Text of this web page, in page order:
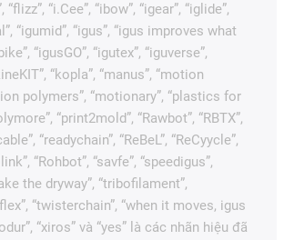
“flizz”, “i.Cee”, “ibow”, “igear”, “iglide”,
“igumid”, “igus”, “igus improves what
“igusGO”, “igutex”, “iguverse”,
“kopla”, “manus”, “motion
polymers”, “motionary”, “plastics for
“print2mold”, “Rawbot”, “RBTX”,
“readychain”, “ReBeL”, “ReCyycle”,
“Rohbot”, “savfe”, “speedigus”,
the dryway”, “tribofilament”,
“twisterchain”, “when it moves, igus
“xiros” và “yes” là các nhãn hiệu đã